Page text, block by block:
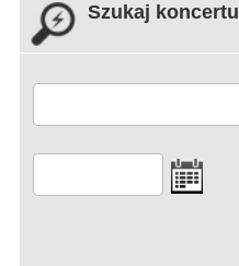
Szukaj koncertu